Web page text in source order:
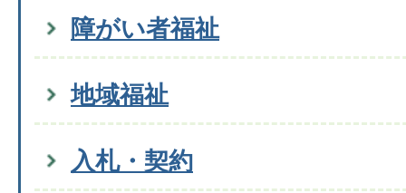
障がい者福祉
地域福祉
入札・契約